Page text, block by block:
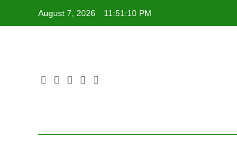
August 7, 2026 11:51:11 PM